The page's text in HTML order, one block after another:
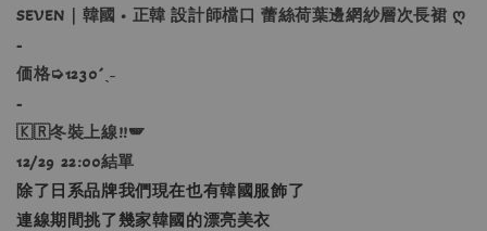
SEVEN｜韓國 • 正韓 設計師檔口 蕾絲荷葉邊網紗層次長裙 ღ
-
価格➭1230´ˎ˗
-
🇰🇷冬裝上線!!🪽
12/29 22:00結單
除了日系品牌我們現在也有韓國服飾了
連線期間挑了幾家韓國的漂亮美衣